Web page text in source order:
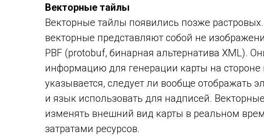
Векторные тайлы
Векторные тайлы появились позже
векторные представляют собой не
PBF (protobuf, бинарная альтернатива XML).
информацию для генерации карты на стороне
указывается, следует ли вообще отображать
и язык использовать для надписей.
изменять внешний вид карты в реальном
затратами ресурсов.